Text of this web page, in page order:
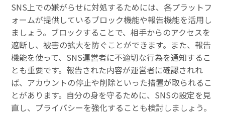
SNS上での嫌がらせに対処するためには、各プラットフ
ォームが提供しているブロック機能や報告機能を活用し
ましょう。ブロックすることで、相手からのアクセスを
遮断し、被害の拡大を防ぐことができます。また、報告
機能を使って、SNS運営者に不適切な行為を通知するこ
とも重要です。報告された内容が運営者に確認されれ
ば、アカウントの停止や削除といった措置が取られるこ
とがあります。自分の身を守るために、SNSの設定を見
直し、プライバシーを強化することも検討しましょう。